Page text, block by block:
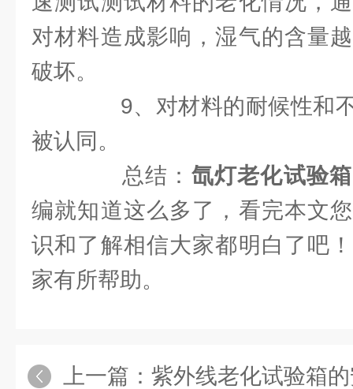
对材料造成影响，湿气的含量
破坏。
9、对材料的耐候性和不
被认同。
总结： 氙灯老化试验箱
编就知道这么多了，看完本文
识和了解相信大家都明白了吧
家有所帮助。
上一篇： 紫外线老化试验箱